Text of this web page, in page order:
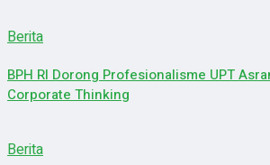
Berita
BPH RI Dorong Profesionalisme UPT
Corporate Thinking
Berita